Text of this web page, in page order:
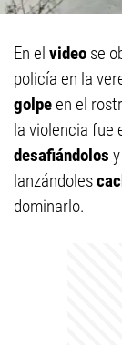
En el video se
policía en la
golpeen el
la violencia fue
desafiándolos
lanzándoles
dominarlo.